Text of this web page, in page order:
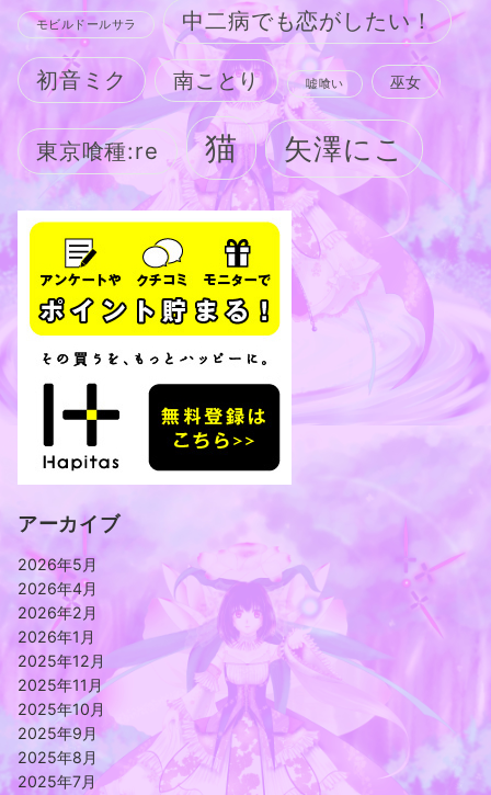
モビルドールサラ 中二病でも恋がしたい！
初音ミク 南ことり 嘘喰い 巫女
東京喰種:re 猫 矢澤にこ
アーカイブ
2026年5月
2026年4月
2026年2月
2026年1月
2025年12月
2025年11月
2025年10月
2025年9月
2025年8月
2025年7月